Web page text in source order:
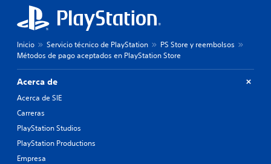
Inicio Servicio técnico de PlayStation
PS Store y reembolsos
Métodos de pago aceptados en PlayStation Store
Acerca de
Acerca de SIE
Carreras
PlayStation Studios
PlayStation Productions
Empresa